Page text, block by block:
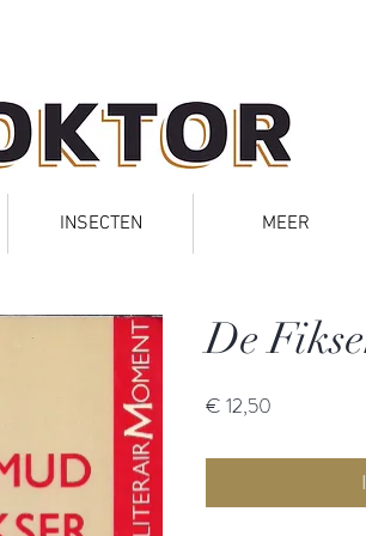
INSECTEN MEER
De
€ 12,50